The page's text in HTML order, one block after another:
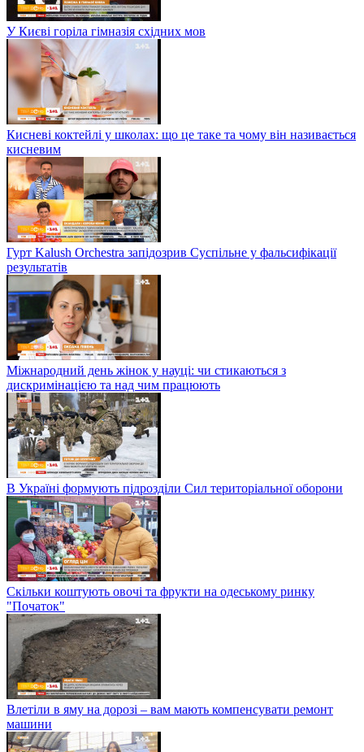
У Києві горіла гімназія східних мов
Кисневі коктейлі у школах: що це таке та чому він називається
кисневим
Гурт Kalush Orchestra запідозрив Суспільне у фальсифікації
результатів
Міжнародний день жінок у науці: чи стикаються з
дискримінацією та над чим працюють
В Україні формують підрозділи Сил територіальної оборони
Скільки коштують овочі та фрукти на одеському ринку
"Початок"
Влетіли в яму на дорозі – вам мають компенсувати ремонт
машини